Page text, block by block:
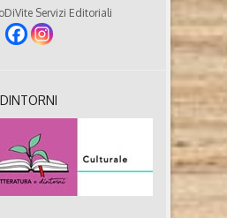
Servizi Editoriali